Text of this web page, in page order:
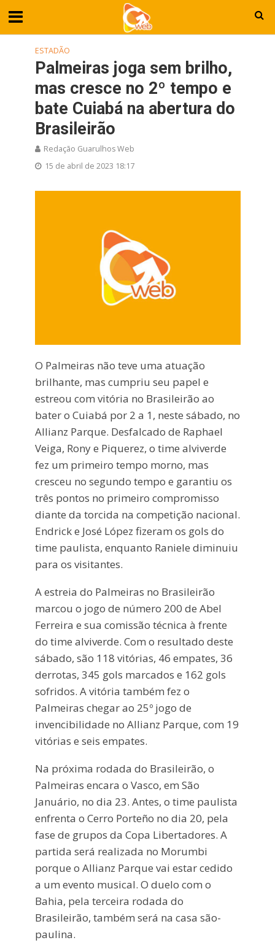
ESTADÃO
Palmeiras joga sem brilho,
mas cresce no 2º tempo e
bate Cuiabá na abertura do
Brasileirão
Redação Guarulhos Web
15 de abril de 2023 18:17
O Palmeiras não teve uma atuação
brilhante, mas cumpriu seu papel e
estreou com vitória no Brasileirão ao
bater o Cuiabá por 2 a 1, neste sábado, no
Allianz Parque. Desfalcado de Raphael
Veiga, Rony e Piquerez, o time alviverde
fez um primeiro tempo morno, mas
cresceu no segundo tempo e garantiu os
três pontos no primeiro compromisso
diante da torcida na competição nacional.
Endrick e José López fizeram os gols do
time paulista, enquanto Raniele diminuiu
para os visitantes.
A estreia do Palmeiras no Brasileirão
marcou o jogo de número 200 de Abel
Ferreira e sua comissão técnica à frente
do time alviverde. Com o resultado deste
sábado, são 118 vitórias, 46 empates, 36
derrotas, 345 gols marcados e 162 gols
sofridos. A vitória também fez o
Palmeiras chegar ao 25º jogo de
invencibilidade no Allianz Parque, com 19
vitórias e seis empates.
Na próxima rodada do Brasileirão, o
Palmeiras encara o Vasco, em São
Januário, no dia 23. Antes, o time paulista
enfrenta o Cerro Porteño no dia 20, pela
fase de grupos da Copa Libertadores. A
partida será realizada no Morumbi
porque o Allianz Parque vai estar cedido
a um evento musical. O duelo com o
Bahia, pela terceira rodada do
Brasileirão, também será na casa são-
paulina.